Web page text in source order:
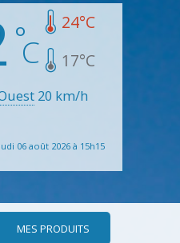
24°C
17°C
20 km/h
06 août 2026 à 15h15
MES PRODUITS